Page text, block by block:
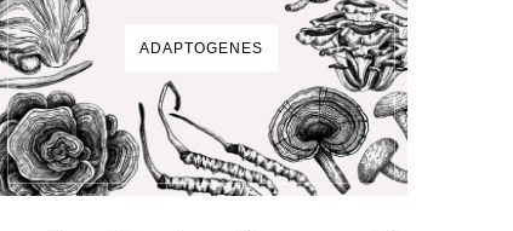
ADAPTOGENES